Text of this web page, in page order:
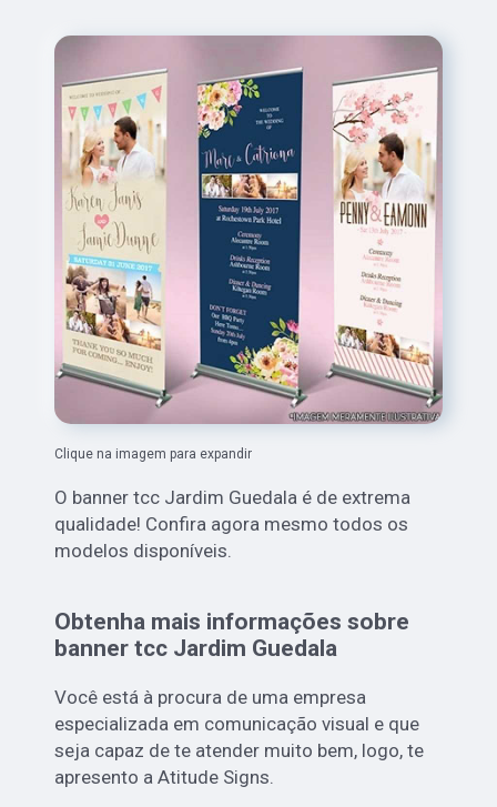
Clique na imagem para expandir
O banner tcc Jardim Guedala é de extrema
qualidade! Confira agora mesmo todos os
modelos disponíveis.
Obtenha mais informações sobre
banner tcc Jardim Guedala
Você está à procura de uma empresa
especializada em comunicação visual e que
seja capaz de te atender muito bem, logo, te
apresento a Atitude Signs.